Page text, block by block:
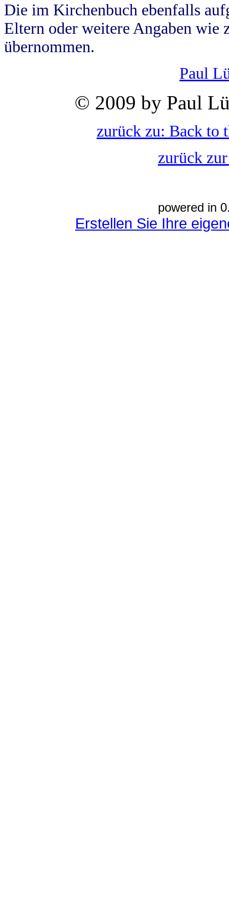
Die im Kirchenbuch ebenfalls
Eltern oder weitere Angaben wie
übernommen.
Paul
© 2009 by Paul
zurück zu: Back to
zurück
powered in
Erstellen Sie Ihre